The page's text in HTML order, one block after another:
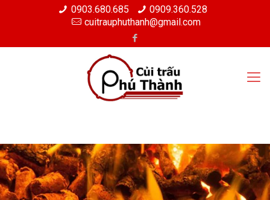
0903.680.685
0909.360.528
cuitrauphuthanh@gmail.com